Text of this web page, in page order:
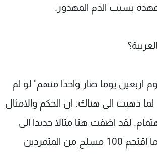
بسبب الدم المهدور.
يوما صار واحدا منهم" لو لم
لما ذهبت الى هناك. ان الحكم والامثال
لقد اضفت هنا مثالا جديدا الى
مجموعتي. فعندما اقتحم 100 مسلح من المتمردين